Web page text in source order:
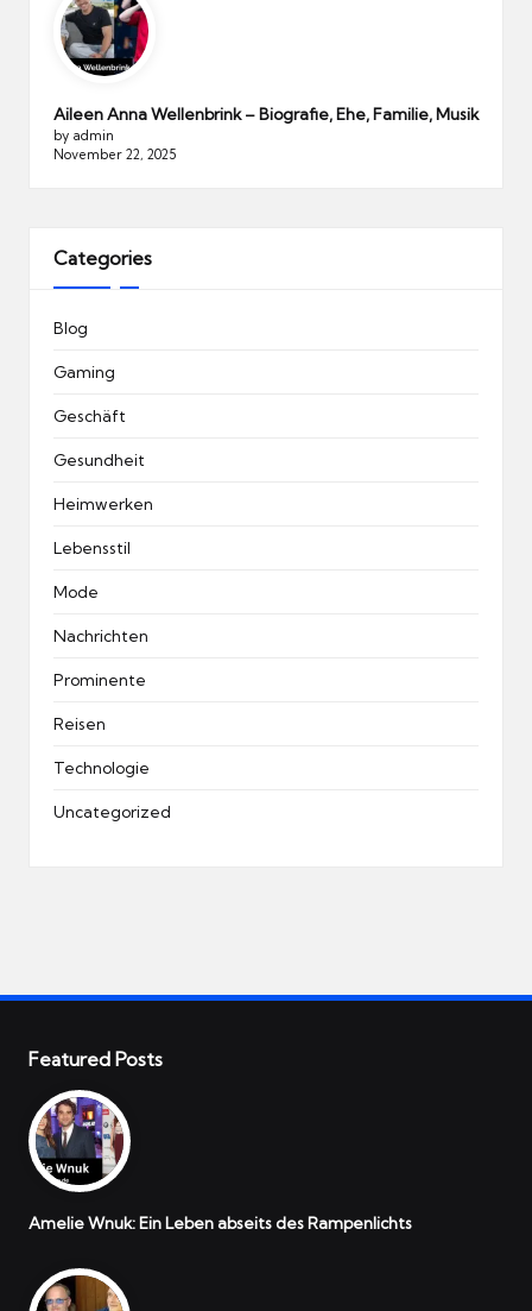
Aileen Anna Wellenbrink – Biografie, Ehe, Familie, Musik
by admin
November 22, 2025
Categories
Blog
Gaming
Geschäft
Gesundheit
Heimwerken
Lebensstil
Mode
Nachrichten
Prominente
Reisen
Technologie
Uncategorized
Featured Posts
Amelie Wnuk: Ein Leben abseits des Rampenlichts